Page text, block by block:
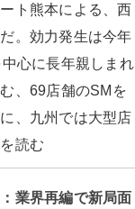
ト熊本による、西
。効力発生は今年
心に長年親しまれ
、69店舗のSMを
、九州では大型店
読む
業界再編で新局面